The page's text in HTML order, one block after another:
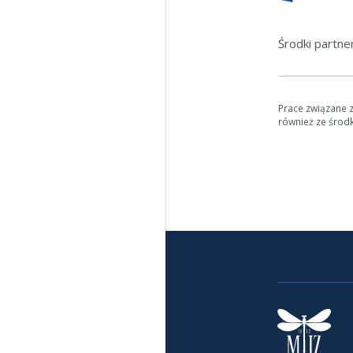
Środki
Prace
również ze